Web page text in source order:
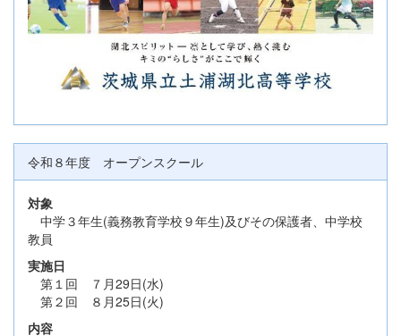
令和８年度 オープンスクール
対象
中学３年生(義務教育学校９年生)及びその保護者、中学校
教員
実施日
第１回 ７月29日(水)
第２回 ８月25日(火)
内容